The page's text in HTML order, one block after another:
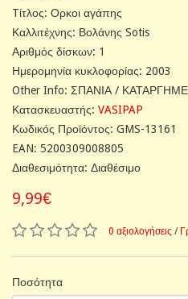
Tίτλος: Ορκοι αγάπης
Καλλιτέχνης: Βολάνης Sotis
Αριθμός δίσκων: 1
Ημερομηνία κυκλοφορίας: 2003
Other Info: ΣΠΑΝΙΑ /
Κατασκευαστής: VASIPAP
Κωδικός Προϊόντος: GMS-13161
EAN: 5200309008805
Διαθεσιμότητα: Διαθέσιμο
9,99€
0 αξιολογήσεις /
Ποσότητα